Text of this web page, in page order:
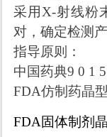
采用X-射线粉
对，确定检测
指导原则：
中国药典9 0 1
FDA仿制药晶
FDA 固体制剂